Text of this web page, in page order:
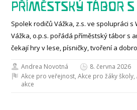
PŘÍMĚSTSKÝ TÁBOR S
Spolek rodičů Vážka, z.s. ve spolupráci
Vážka, o.p.s. pořádá příměstský tábor s
čekají hry v lese, písničky, tvoření a
Andrea Novotná
8. června 2026
Akce pro veřejnost,Akce pro žáky školy,
akce